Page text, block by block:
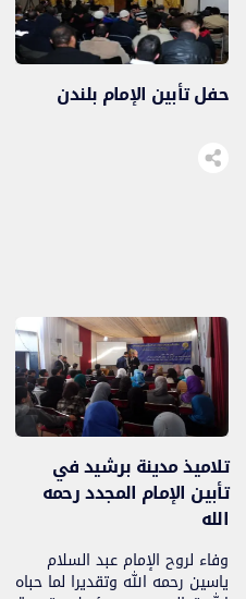
حفل تأبين الإمام بلندن
تلاميذ مدينة برشيد في
تأبين الإمام المجدد رحمه
الله
وفاء لروح الإمام عبد السلام
ياسين رحمه الله وتقديرا لما حباه